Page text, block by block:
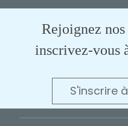
Rejoignez
inscrivez-vous
S'inscrire